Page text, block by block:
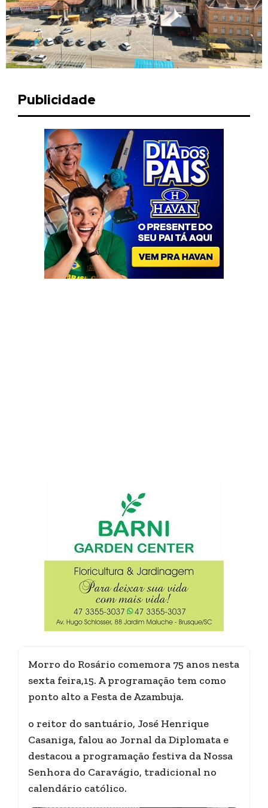
Publicidade
Morro do Rosário comemora 75 anos nesta
sexta feira,15. A programação tem como
ponto alto a Festa de Azambuja.
o reitor do santuário, José Henrique
Casaniga, falou ao Jornal da Diplomata e
destacou a programação festiva da Nossa
Senhora do Caravágio, tradicional no
calendário católico.